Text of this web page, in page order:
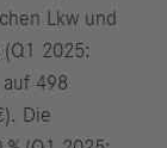
Lkw und
2025:
498
Die